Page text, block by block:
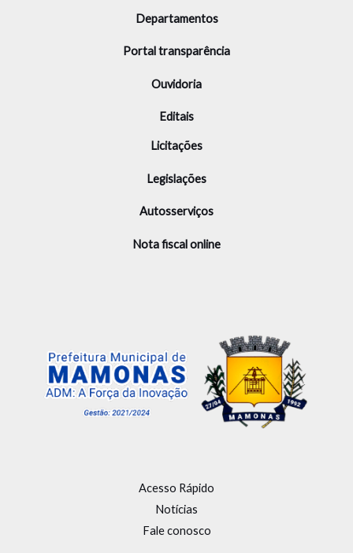
Departamentos
Portal transparência
Ouvidoria
Editais
Licitações
Legislações
Autosserviços
Nota fiscal online
Acesso Rápido
Notícias
Fale conosco